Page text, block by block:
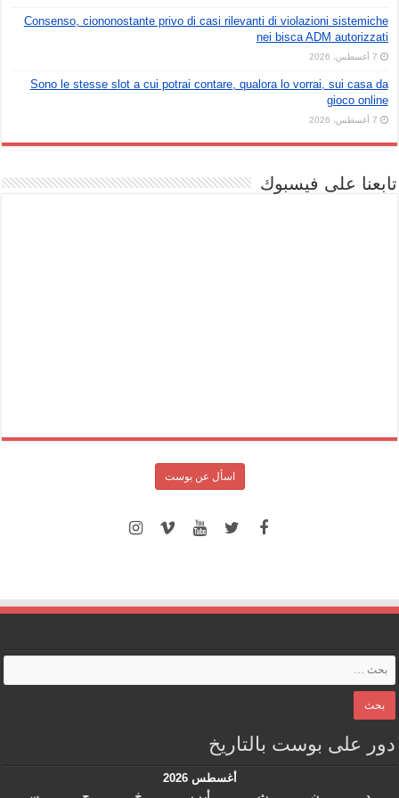
Consenso, ciononostante privo di casi rilevanti di violazioni sistemiche
nei bisca ADM autorizzati
7 أغسطس، 2026
Sono le stesse slot a cui potrai contare, qualora lo vorrai, sui casa da
gioco online
7 أغسطس، 2026
تابعنا على فيسبوك
اسأل عن بوست
دور على بوست بالتاريخ
أغسطس 2026